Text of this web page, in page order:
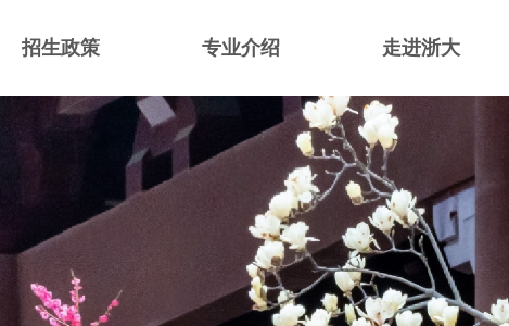
招生政策 专业介绍 走进浙大